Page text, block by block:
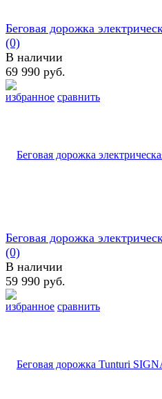
избранное сравнить
Беговая дорожка
(0)
В наличии
69 990 руб.
избранное сравнить
Беговая дорожка
(0)
В наличии
59 990 руб.